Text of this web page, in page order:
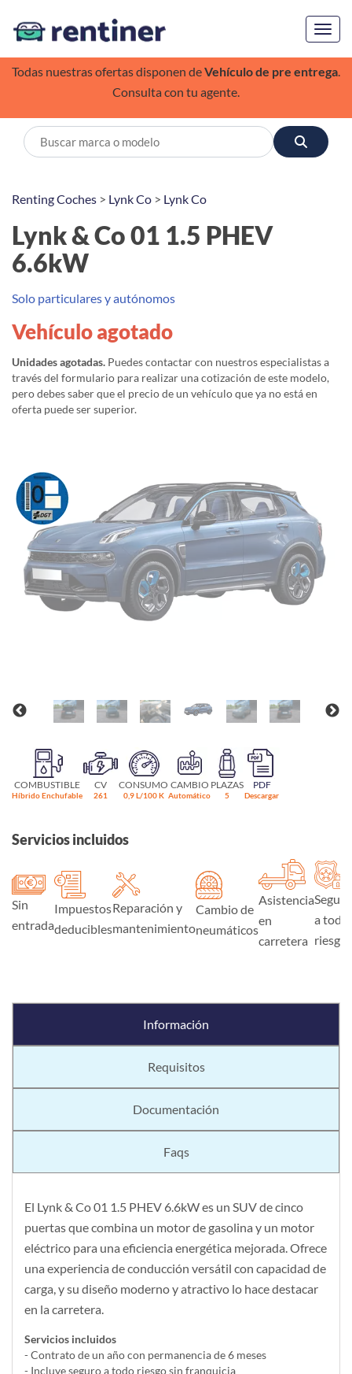
Todas nuestras ofertas disponen deVehículo de pre entrega.
Consulta con tu agente.
Renting Coches > Lynk Co > Lynk Co
Lynk & Co 01 1.5 PHEV
6.6kW
Solo particulares y autónomos
Vehículo agotado
Unidades agotadas. Puedes contactar con nuestros especialistas a
través del formulario para realizar una cotización de este modelo,
pero debes saber que el precio de un vehículo que ya no está en
oferta puede ser superior.
COMBUSTIBLE
Híbrido Enchufable
CV
261
CONSUMO
0,9 L/100 K
CAMBIO
Automático
PLAZAS
5
PDF
Descargar
Servicios incluidos
Sin
entrada
Impuestos
deducibles
Reparación y
mantenimiento
Cambio de
neumáticos
Asistencia
en
carretera
Seguro
a todo
riesgo
Información
Requisitos
Documentación
Faqs
El Lynk & Co 01 1.5 PHEV 6.6kW es un SUV de cinco
puertas que combina un motor de gasolina y un motor
eléctrico para una eficiencia energética mejorada. Ofrece
una experiencia de conducción versátil con capacidad de
carga, y su diseño moderno y atractivo lo hace destacar
en la carretera.
Servicios incluidos
- Contrato de un año con permanencia de 6 meses
- Incluye seguro a todo riesgo sin franquicia